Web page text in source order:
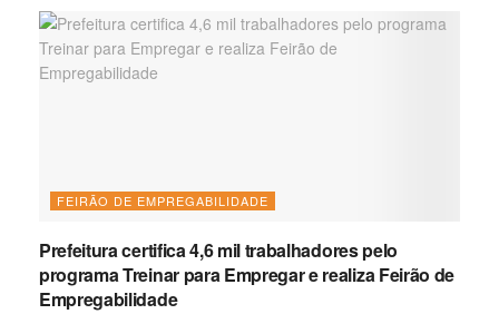
FEIRÃO DE EMPREGABILIDADE
Prefeitura certifica 4,6 mil trabalhadores pelo
programa Treinar para Empregar e realiza Feirão de
Empregabilidade